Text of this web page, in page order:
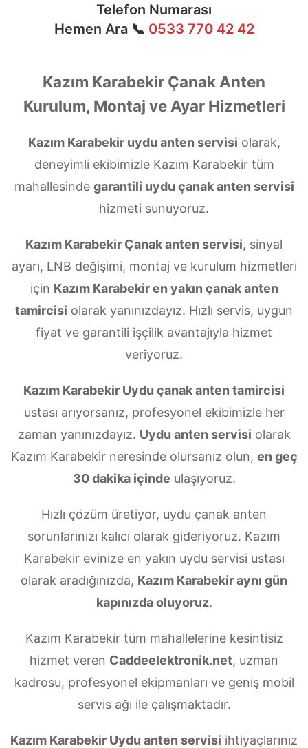
Telefon Numarası
Hemen Ara 📞 0533 770 42 42
Kazım Karabekir Çanak Anten
Kurulum, Montaj ve Ayar Hizmetleri
Kazım Karabekir uydu anten servisi olarak,
deneyimli ekibimizle Kazım Karabekir tüm
mahallesinde garantili uydu çanak anten servisi
hizmeti sunuyoruz.
Kazım Karabekir Çanak anten servisi, sinyal
ayarı, LNB değişimi, montaj ve kurulum hizmetleri
için Kazım Karabekir en yakın çanak anten
tamircisi olarak yanınızdayız. Hızlı servis, uygun
fiyat ve garantili işçilik avantajıyla hizmet
veriyoruz.
Kazım Karabekir Uydu çanak anten tamircisi
ustası arıyorsanız, profesyonel ekibimizle her
zaman yanınızdayız. Uydu anten servisi olarak
Kazım Karabekir neresinde olursanız olun, en geç
30 dakika içinde ulaşıyoruz.
Hızlı çözüm üretiyor, uydu çanak anten
sorunlarınızı kalıcı olarak gideriyoruz. Kazım
Karabekir evinize en yakın uydu servisi ustası
olarak aradığınızda, Kazım Karabekir aynı gün
kapınızda oluyoruz.
Kazım Karabekir tüm mahallelerine kesintisiz
hizmet veren Caddeelektronik.net, uzman
kadrosu, profesyonel ekipmanları ve geniş mobil
servis ağı ile çalışmaktadır.
Kazım Karabekir Uydu anten servisi ihtiyaçlarınız